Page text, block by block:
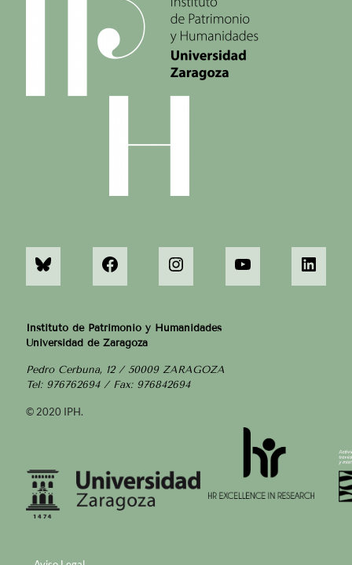
Instituto de Patrimonio y Humanidades
Universidad de Zaragoza
Pedro Cerbuna, 12 / 50009 ZARAGOZA
Tel: 976762694 / Fax: 976842694
© 2020 IPH.